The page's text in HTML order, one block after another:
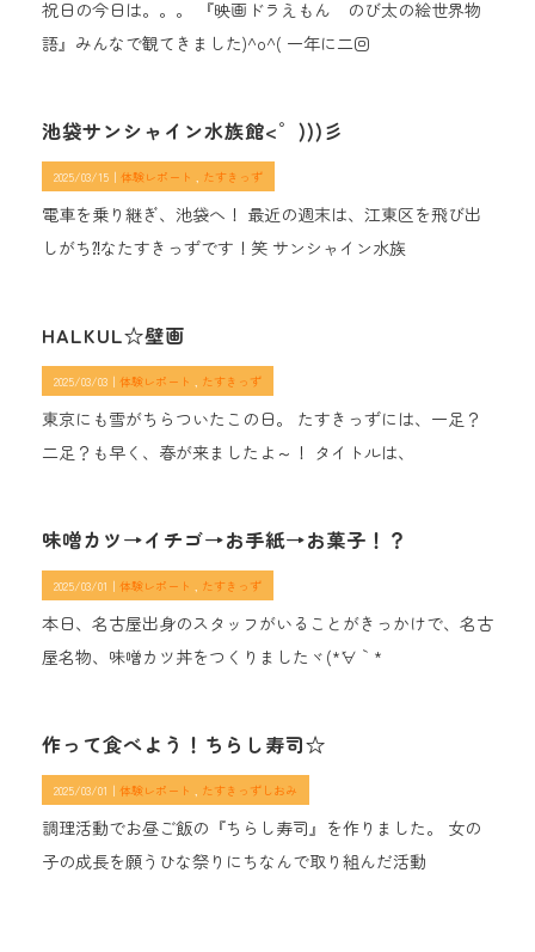
祝日の今日は。。。 『映画ドラえもん のび太の絵世界物
語』みんなで観てきました)^o^( 一年に二回
池袋サンシャイン水族館<゜)))彡
2025/03/15｜ 体験レポート たすきっず
電車を乗り継ぎ、池袋へ！ 最近の週末は、江東区を飛び出
しがち⁈なたすきっずです！笑 サンシャイン水族
HALKUL☆壁画
2025/03/03｜ 体験レポート たすきっず
東京にも雪がちらついたこの日。 たすきっずには、一足？
二足？も早く、春が来ましたよ～！ タイトルは、
味噌カツ→イチゴ→お手紙→お菓子！？
2025/03/01｜ 体験レポート たすきっず
本日、名古屋出身のスタッフがいることがきっかけで、名古
屋名物、味噌カツ丼をつくりましたヾ(*´∀｀*
作って食べよう！ちらし寿司☆
2025/03/01｜ 体験レポート たすきっずしおみ
調理活動でお昼ご飯の『ちらし寿司』を作りました。 女の
子の成長を願うひな祭りにちなんで取り組んだ活動